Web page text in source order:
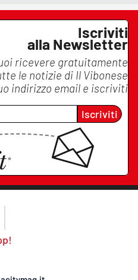
Iscriviti
alla Newsletter
ricevere gratuitamente
le notizie di Il Vibonese
indirizzo email e iscriviti
Iscriviti